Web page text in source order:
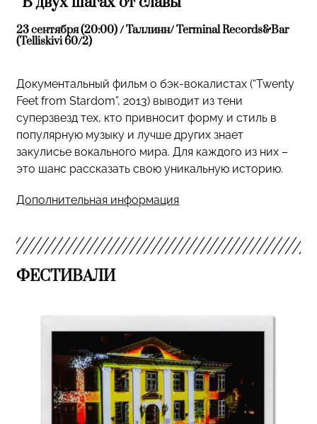
23 сентября (20:00) / Таллинн/ Terminal Records&Bar
(Telliskivi 60/2)
Документальный фильм о бэк-вокалистах (“Twenty
Feet from Stardom”, 2013) выводит из тени
суперзвезд тех, кто привносит форму и стиль в
популярную музыку и лучше других знает
закулисье вокального мира. Для каждого из них –
это шанс рассказать свою уникальную историю.
Дополнительная информация
ФЕСТИВАЛИ